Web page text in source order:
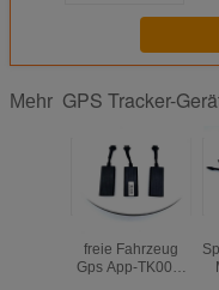
Mehr GPS Tracker-
freie Fahrzeug
Gps App-TK003,